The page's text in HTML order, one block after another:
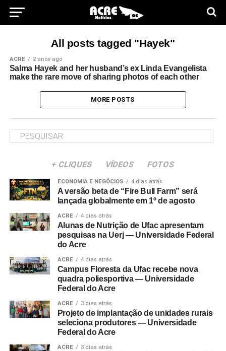
All posts tagged "Hayek"
ACRE 2 anos ago
Salma Hayek and her husband’s ex Linda Evangelista
make the rare move of sharing photos of each other
MORE POSTS
+ CLIQUES VÍDEOS FOTOS
ECONOMIA E NEGÓCIOS 4 dias atrás
A versão beta de “Fire Bull Farm” será
lançada globalmente em 1º de agosto
ACRE 4 dias atrás
Alunas de Nutrição de Ufac apresentam
pesquisas na Uerj — Universidade Federal
do Acre
ACRE 4 dias atrás
Campus Floresta da Ufac recebe nova
quadra poliesportiva — Universidade
Federal do Acre
ACRE 3 dias atrás
Projeto de implantação de unidades rurais
seleciona produtores — Universidade
Federal do Acre
ACRE 3 dias atrás